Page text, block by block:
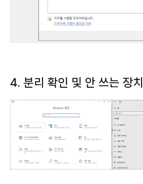
4. 분리 확인 및 안 쓰는 장치